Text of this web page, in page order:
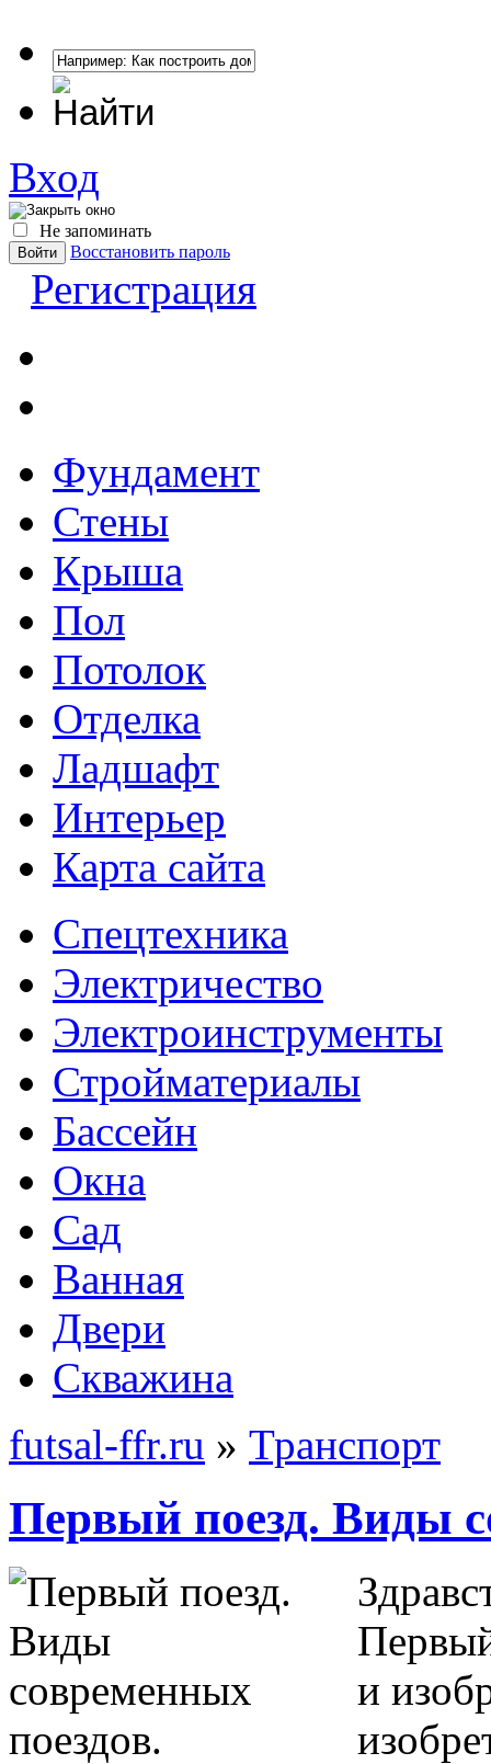
Вход
Не запоминать
Восстановить пароль
Регистрация
Фундамент
Стены
Крыша
Пол
Потолок
Отделка
Ладшафт
Интерьер
Карта сайта
Спецтехника
Электричество
Электроинструменты
Стройматериалы
Бассейн
Окна
Сад
Ванная
Двери
Скважина
futsal-ffr.ru » Транспорт
Первый поезд. Виды
и